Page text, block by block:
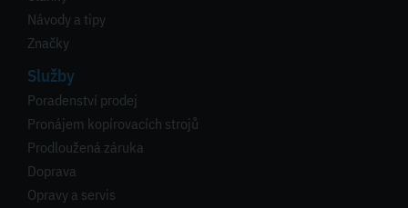
Návody a tipy
Značky
Služby
Poradenství prodej
Pronájem kopírovacích strojů
Prodloužená záruka
Doprava
Opravy a servis